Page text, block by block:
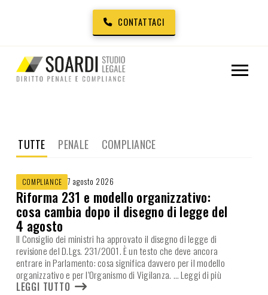
CONTATTACI
TUTTE PENALE COMPLIANCE
COMPLIANCE 7 agosto 2026
Riforma 231 e modello organizzativo:
cosa cambia dopo il disegno di legge del
4 agosto
Il Consiglio dei ministri ha approvato il disegno di legge di
revisione del D.Lgs. 231/2001. È un testo che deve ancora
entrare in Parlamento: cosa significa davvero per il modello
organizzativo e per l’Organismo di Vigilanza. … Leggi di più
LEGGI TUTTO